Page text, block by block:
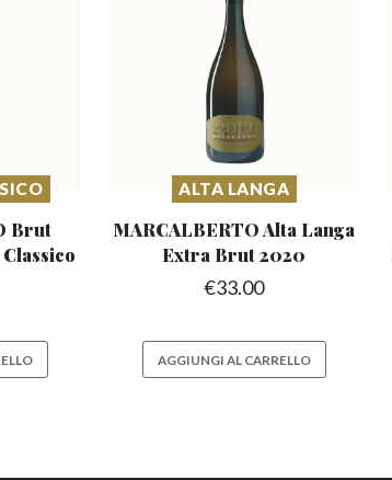
Brut
ALTA LANGA
MARCALBERTO Alta Langa
Extra Brut 2020
€33.00
AGGIUNGI AL CARRELLO